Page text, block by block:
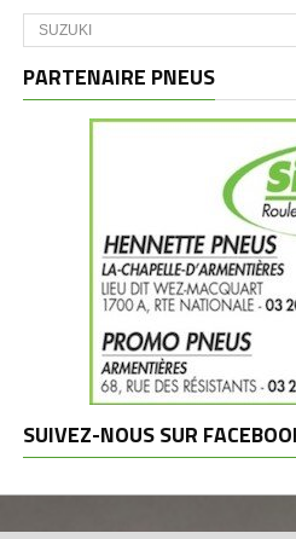
Catégories
et
PARTENAIRE PNEUS
SUIVEZ-NOUS SUR